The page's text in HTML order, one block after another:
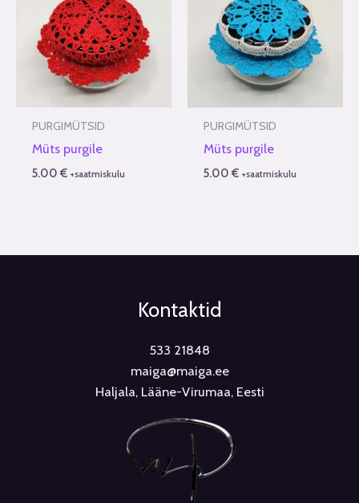
PURGIMÜTSID
Müts purgile
5.00€ +saatmiskulu
PURGIMÜTSID
Müts purgile
5.00€ +saatmiskulu
Kontaktid
533 21848
maiga@maiga.ee
Haljala, Lääne-Virumaa, Eesti